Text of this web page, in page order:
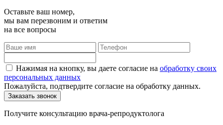
Оставьте ваш номер,
мы вам перезвоним и ответим
на все вопросы
Нажимая на кнопку, вы даете согласие на обработку своих
персональных данных
Пожалуйста, подтвердите согласие на обработку данных.
Получите консультацию врача-репродуктолога